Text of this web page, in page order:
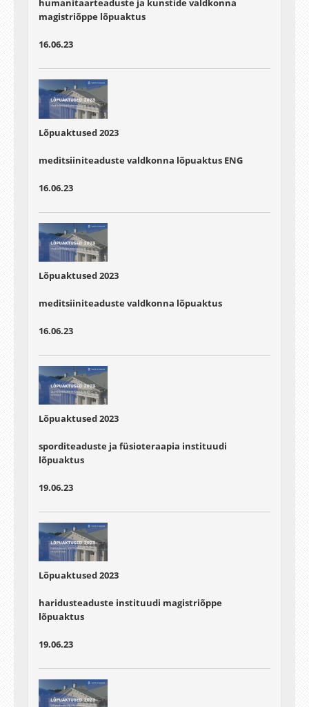
humanitaarteaduste ja kunstide valdkonna
magistriõppe lõpuaktus
16.06.23
Lõpuaktused 2023
meditsiiniteaduste valdkonna lõpuaktus ENG
16.06.23
Lõpuaktused 2023
meditsiiniteaduste valdkonna lõpuaktus
16.06.23
Lõpuaktused 2023
sporditeaduste ja füsioteraapia instituudi
lõpuaktus
19.06.23
Lõpuaktused 2023
haridusteaduste instituudi magistriõppe
lõpuaktus
19.06.23